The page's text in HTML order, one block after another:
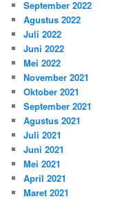
September 2022
Agustus 2022
Juli 2022
Juni 2022
Mei 2022
November 2021
Oktober 2021
September 2021
Agustus 2021
Juli 2021
Juni 2021
Mei 2021
April 2021
Maret 2021